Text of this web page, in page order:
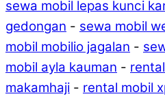
sewa mobil lepas kunci
gedongan - sewa mobil
mobil mobilio jagalan -
mobil ayla kauman -
makamhaji - rental mobil